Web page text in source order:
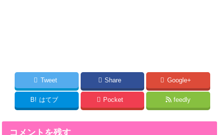
Tweet Share Google+
B! はてブ Pocket feedly
コメントを残す